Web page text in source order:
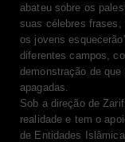
abateu sobre os
suas célebres frases,
os jovens
diferentes campos,
demonstração de
apagadas.
Sob a direção de
realidade e tem o
de Entidades